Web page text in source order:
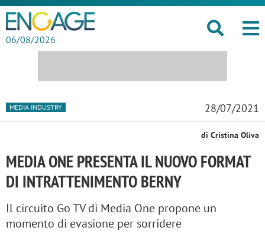
06/08/2026
MEDIA INDUSTRY 28/07/2021
di Cristina Oliva
MEDIA ONE PRESENTA IL NUOVO FORMAT
DI INTRATTENIMENTO BERNY
Il circuito Go TV di Media One propone un
momento di evasione per sorridere